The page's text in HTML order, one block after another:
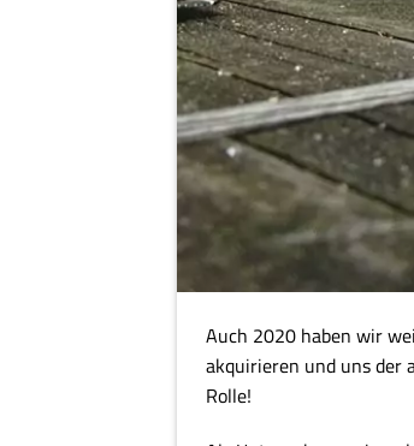
Auch 2020 haben wir
akquirieren und uns der
Rolle!